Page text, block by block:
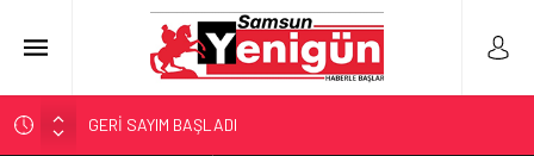
GERİ SAYIM BAŞLADI
SAMSUNSPOR’DA HEDEF 5’İNCİLİK!